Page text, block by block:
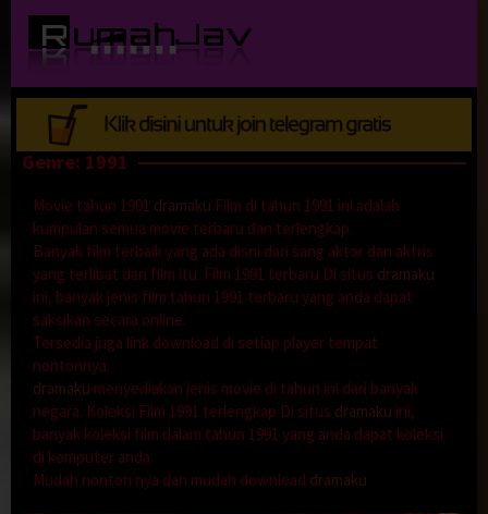
Loncat
konten
Genre: 1991
Movie tahun 1991 dramaku Film di tahun 1991 ini adalah
kumpulan semua movie terbaru dan terlengkap.
Banyak film terbaik yang ada disni dari sang aktor dan aktris
yang terlibat dari film itu. Film 1991 terbaru Di situs dramaku
ini, banyak jenis film tahun 1991 terbaru yang anda dapat
saksikan secara online.
Tersedia juga link download di setiap player tempat
nontonnya.
dramaku menyediakan jenis movie di tahun ini dari banyak
negara. Koleksi Film 1991 terlengkap Di situs dramaku ini,
banyak koleksi film dalam tahun 1991 yang anda dapat koleksi
di komputer anda.
Mudah nonton nya dan mudah download dramaku